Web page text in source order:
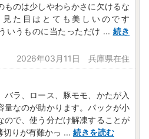
ものは少しやわらかさに欠けるな
た目はとても美しいのです
いうものに当たっただけ ... 続き
2026年03月11日 兵庫県在住
バラ、ロース、豚モモ、かたが入
量なのが助かります。パックが小
ので、使う分だけ解凍することが
切りが有難かっ ... 続きを読む